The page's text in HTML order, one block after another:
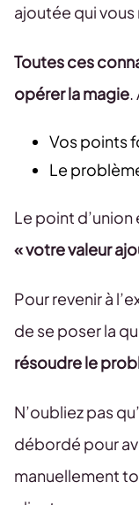
ajoutée qui
Toutes ces
opérer la magie.
Vos points
Le
Le point
« votre valeur
Pour revenir à
de se poser la
résoudre le
N’oubliez pas
débordé pour
manuellement